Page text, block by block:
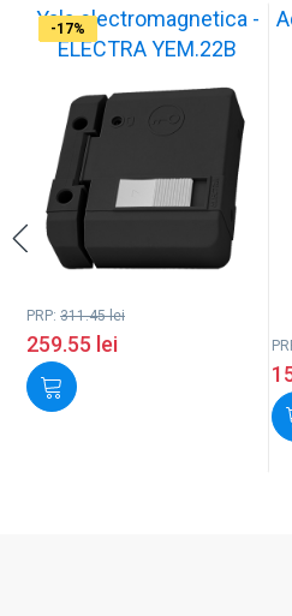
-17%
Yala electromagnetica -
ELECTRA YEM.22B
PRP: 311.45lei
259.55 lei
-17%
-17%
-17%
-17%
-17%
-17%
-17%
-17%
-17%